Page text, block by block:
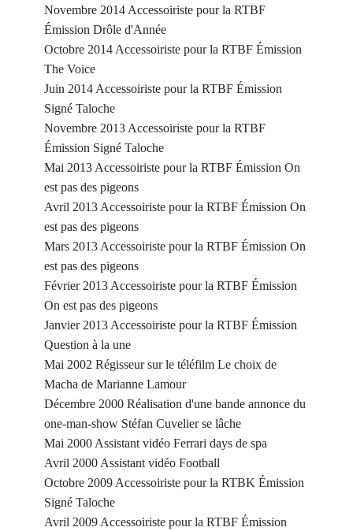
Novembre 2014 Accessoiriste pour la RTBF
Émission Drôle d'Année
Octobre 2014 Accessoiriste pour la RTBF Émission
The Voice
Juin 2014 Accessoiriste pour la RTBF Émission
Signé Taloche
Novembre 2013 Accessoiriste pour la RTBF
Émission Signé Taloche
Mai 2013 Accessoiriste pour la RTBF Émission On
est pas des pigeons
Avril 2013 Accessoiriste pour la RTBF Émission On
est pas des pigeons
Mars 2013 Accessoiriste pour la RTBF Émission On
est pas des pigeons
Février 2013 Accessoiriste pour la RTBF Émission
On est pas des pigeons
Janvier 2013 Accessoiriste pour la RTBF Émission
Question à la une
Mai 2002 Régisseur sur le téléfilm Le choix de
Macha de Marianne Lamour
Décembre 2000 Réalisation d'une bande annonce du
one-man-show Stéfan Cuvelier se lâche
Mai 2000 Assistant vidéo Ferrari days de spa
Avril 2000 Assistant vidéo Football
Octobre 2009 Accessoiriste pour la RTBK Émission
Signé Taloche
Avril 2009 Accessoiriste pour la RTBF Émission